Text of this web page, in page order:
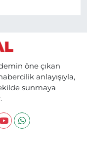
öne çıkan
anlayışıyla,
sunmaya